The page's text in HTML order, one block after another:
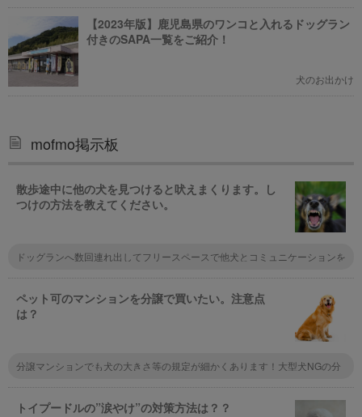
【2023年版】鹿児島県のワンコと入れるドッグラン
付きのSAPA一覧をご紹介！
犬のお出かけ
mofmo掲示板
散歩途中に他の犬を見つけると吠えまくります。し
つけの方法を教えてください。
ドッグランへ数回連れ出してフリースペースで他犬とコミュニケーションを
んが慣れてくるとその場に居合わす犬達間の上下関係もわかるようになると
思います。ここでの慣習を散歩へ応用展開すると飼い主の負担も少なく、愛
犬も遊んでいる間に矯正・是正がなされるかもしれません。
ペット可のマンションを分譲で買いたい。注意点
は？
分譲マンションでも犬の大きさ等の規定が細かくあります！大型犬NGの分
トイプードルの”涙やけ”の対策方法は？？